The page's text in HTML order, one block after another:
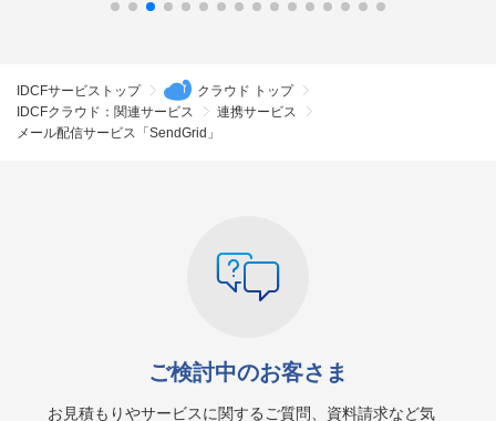
IDCFサービストップ
クラウド トップ
IDCFクラウド：関連サービス
連携サービス
メール配信サービス「SendGrid」
ご検討中のお客さま
お見積もりやサービスに関するご質問、資料請求など気